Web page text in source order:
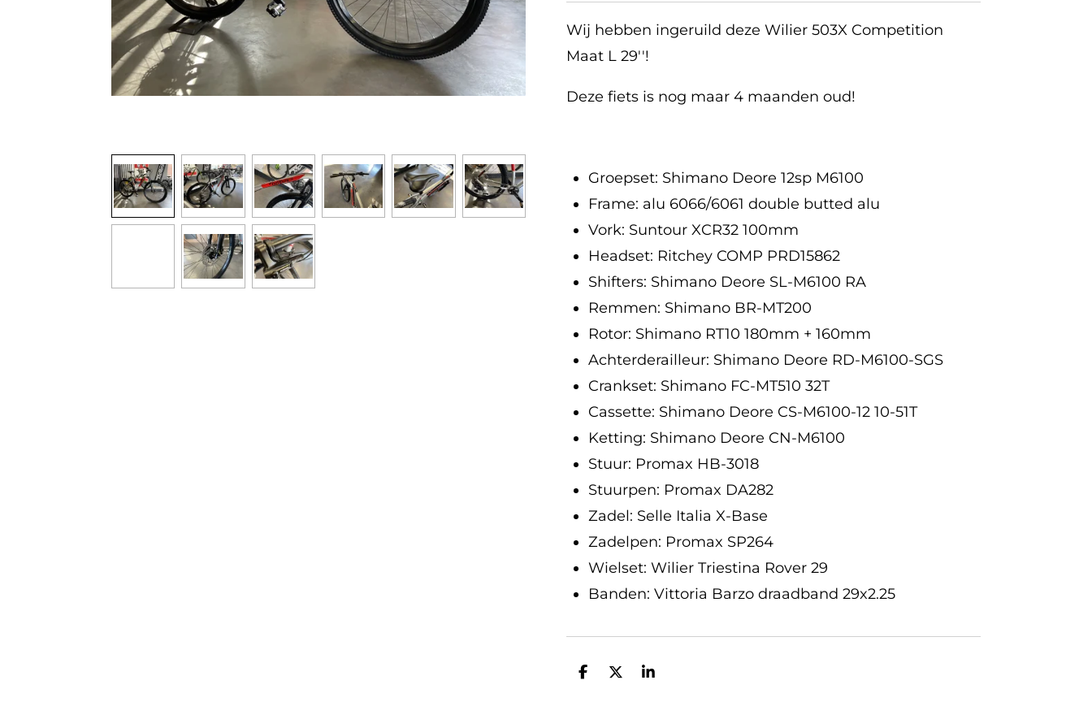
Wij hebben ingeruild deze Wilier 503X Competition
Maat L 29''!
Deze fiets is nog maar 4 maanden oud!
Groepset: Shimano Deore 12sp M6100
Frame: alu 6066/6061 double butted alu
Vork: Suntour XCR32 100mm
Headset: Ritchey COMP PRD15862
Shifters: Shimano Deore SL-M6100 RA
Remmen: Shimano BR-MT200
Rotor: Shimano RT10 180mm + 160mm
Achterderailleur: Shimano Deore RD-M6100-SGS
Crankset: Shimano FC-MT510 32T
Cassette: Shimano Deore CS-M6100-12 10-51T
Ketting: Shimano Deore CN-M6100
Stuur: Promax HB-3018
Stuurpen: Promax DA282
Zadel: Selle Italia X-Base
Zadelpen: Promax SP264
Wielset: Wilier Triestina Rover 29
Banden: Vittoria Barzo draadband 29x2.25
D
D
S